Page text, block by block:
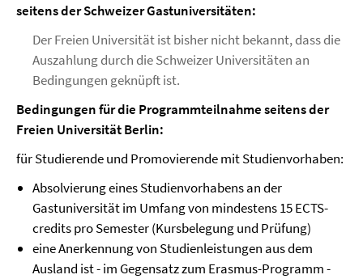
seitens der Schweizer Gastuniversitäten:
Der Freien Universität ist bisher nicht bekannt, dass die
Auszahlung durch die Schweizer Universitäten an
Bedingungen geknüpft ist.
Bedingungen für die Programmteilnahme seitens der
Freien Universität Berlin:
für Studierende und Promovierende mit Studienvorhaben:
Absolvierung eines Studienvorhabens an der
Gastuniversität im Umfang von mindestens 15 ECTS-
credits pro Semester (Kursbelegung und Prüfung)
eine Anerkennung von Studienleistungen aus dem
Ausland ist - im Gegensatz zum Erasmus-Programm -